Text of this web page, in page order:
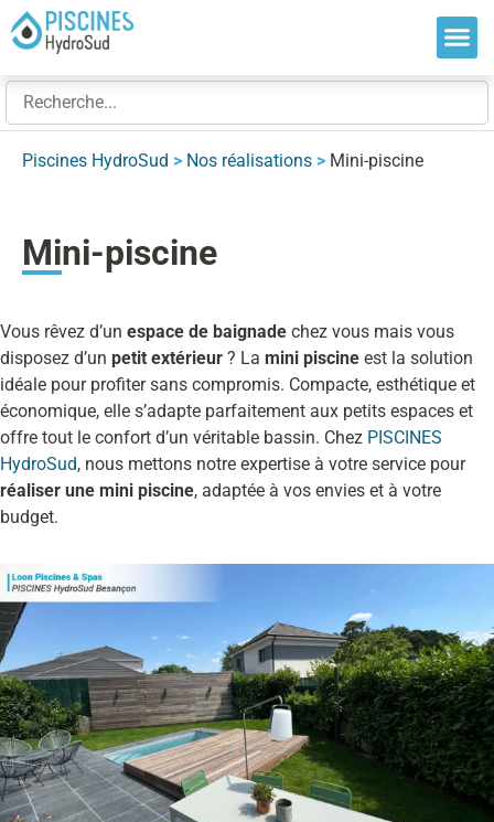
Piscines HydroSud > Nos réalisations > Mini-piscine
Mini-piscine
Vous rêvez d’un espace de baignade chez vous mais vous
disposez d’un petit extérieur ? La mini piscine est la solution
idéale pour profiter sans compromis. Compacte, esthétique et
économique, elle s’adapte parfaitement aux petits espaces et
offre tout le confort d’un véritable bassin. Chez PISCINES
HydroSud, nous mettons notre expertise à votre service pour
réaliser une mini piscine, adaptée à vos envies et à votre
budget.